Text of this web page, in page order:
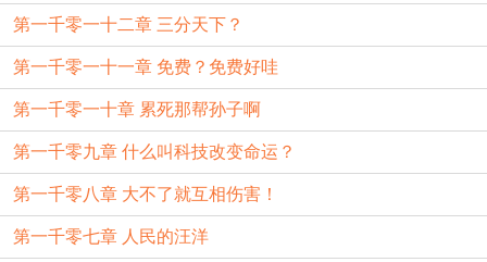
第一千零一十二章 三分天下？
第一千零一十一章 免费？免费好哇
第一千零一十章 累死那帮孙子啊
第一千零九章 什么叫科技改变命运？
第一千零八章 大不了就互相伤害！
第一千零七章 人民的汪洋